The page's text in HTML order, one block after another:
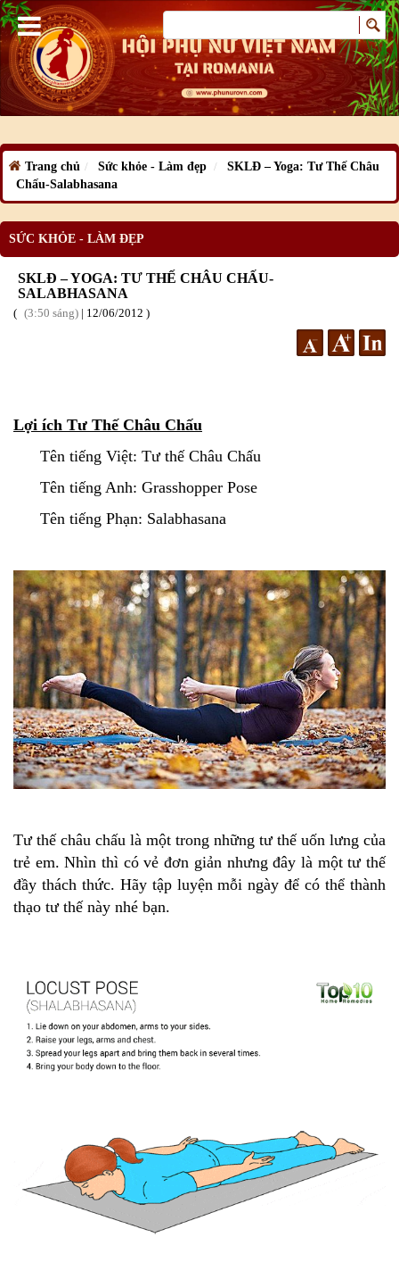
Trang chủ Sức khỏe - Làm đẹp
SKLĐ – Yoga: Tư Thế Châu
Chấu-Salabhasana
SỨC KHỎE - LÀM ĐẸP
SKLĐ – YOGA: TƯ THẾ CHÂU CHẤU-
SALABHASANA
3:50 sáng | 12/06/2012
Lợi ích Tư Thế Châu Chấu
Tên tiếng Việt: Tư thế Châu Chấu
Tên tiếng Anh: Grasshopper Pose
Tên tiếng Phạn: Salabhasana
Tư thế châu chấu là một trong những tư thế uốn lưng của
trẻ em. Nhìn thì có vẻ đơn giản nhưng đây là một tư thế
đầy thách thức. Hãy tập luyện mỗi ngày để có thể thành
thạo tư thế này nhé bạn.